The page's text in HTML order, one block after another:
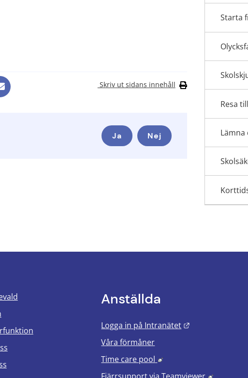
i nytt fönster.
i nytt fönster.
Skriv ut sidans innehåll
Nej
Ja
Starta
Resa
Anställda
Logga in på Intranätet
Länk till annan
Våra förmåner
Time care pool
Länk till annan
Länk till